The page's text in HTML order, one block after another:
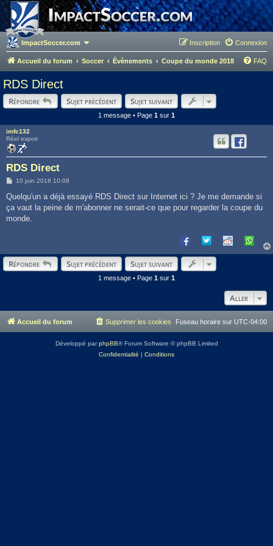
ImpactSoccer.com Connexion
Inscription
Accueil du forum Soccer Évènements Coupe du monde 2018 FAQ
RDS Direct
Répondre Sujet précédent Sujet suivant
1 message • Page 1 sur 1
imfc132
Réel espoir
RDS Direct
M
s
a
g
10 juin 2018 10:08
Quelqu'un a déjà essayé RDS Direct sur Internet ici ? Je me demande si
ça vaut la peine de m'abonner ne serait-ce que pour regarder la coupe du
monde.
Répondre Sujet précédent Sujet suivant
1 message • Page 1 sur 1
Aller
Accueil du forum Fuseau horaire sur UTC-04:00
Supprimer les cookies
Développé parphpBB® Forum Software © phpBB Limited
Confidentialité | Conditions